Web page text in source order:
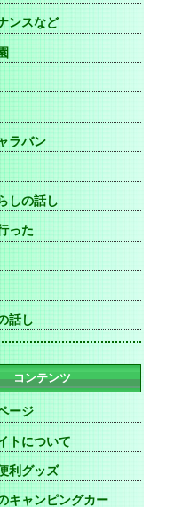
ンスなど
ラバン
しの話し
った
話し
コンテンツ
ージ
トについて
利グッズ
キャンピングカー